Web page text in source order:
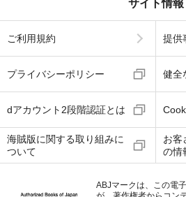
サイト情報
ご利用規約 提供
プライバシーポリシー 健全
dアカウント2段階認証とは
海賊版に関する取り組みに
ついて
お客
の情
ABJマークは、この電